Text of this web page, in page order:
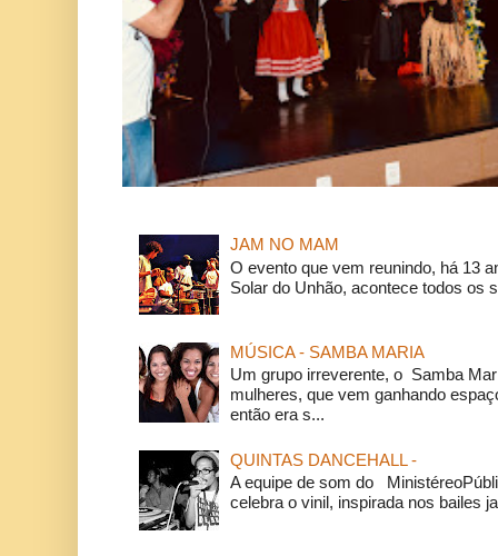
JAM NO MAM
O evento que vem reunindo, há 13
Solar do Unhão, acontece todos os
MÚSICA - SAMBA MARIA
Um grupo irreverente, o Samba
mulheres, que vem ganhando
então era s...
QUINTAS DANCEHALL -
A equipe de som do
celebra o vinil, inspirada nos bailes